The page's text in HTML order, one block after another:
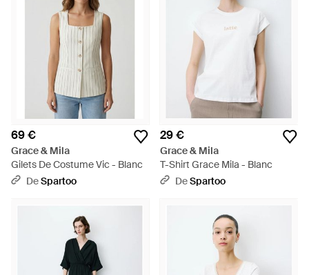
69 €
Grace & Mila
Gilets De Costume Vic - Blanc
DeSpartoo
29 €
Grace & Mila
T-Shirt Grace Mila - Blanc
DeSpartoo